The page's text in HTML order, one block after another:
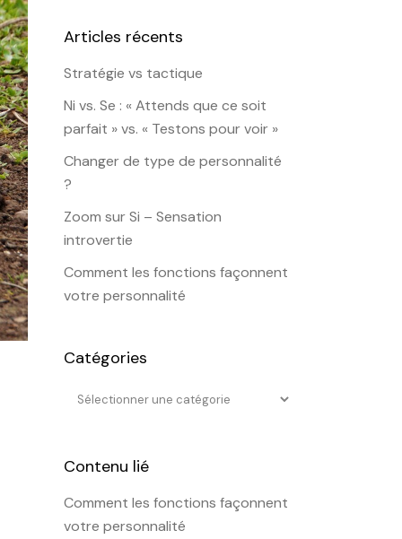
Articles récents
Stratégie vs tactique
Ni vs. Se : « Attends que ce soit
parfait » vs. « Testons pour voir »
Changer de type de personnalité
?
Zoom sur Si – Sensation
introvertie
Comment les fonctions façonnent
votre personnalité
Catégories
Contenu lié
Comment les fonctions façonnent
votre personnalité